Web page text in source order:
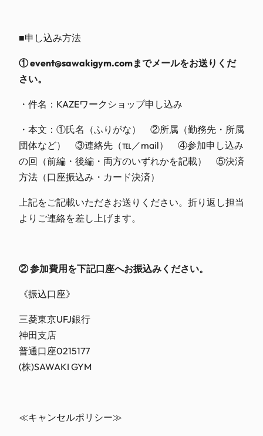
■申し込み方法
① event@sawakigym.comまでメールをお送りくだ
さい。
・件名：KAZEワークショップ申し込み
・本文：①氏名（ふりがな） ②所属（勤務先・所属
団体など） ③連絡先（℡／mail） ④参加申し込み
の回（前編・後編・両方のいずれかを記載） ⑤決済
方法（口座振込み・カード決済）
上記をご記載いただきお送りください。折り返し担当
よりご連絡を差し上げます。
② 参加費用を下記口座へお振込みください。
《振込口座》
三菱東京UFJ銀行
神田支店
普通口座0215177
(株)SAWAKI GYM
≪キャンセルポリシー≫